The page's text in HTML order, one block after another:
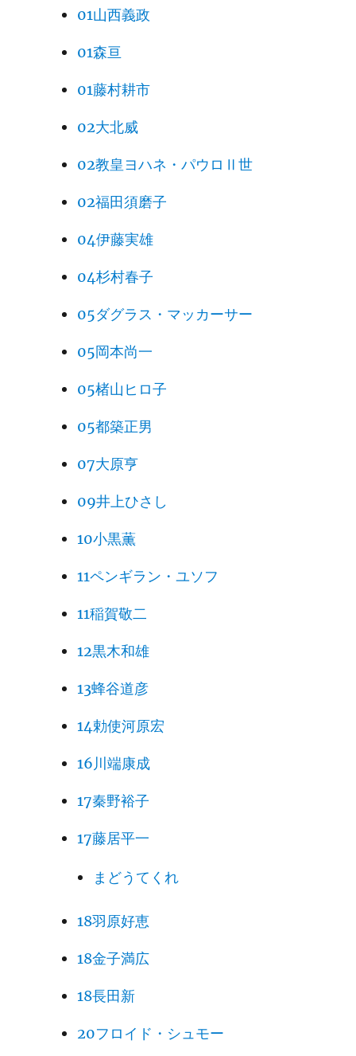
01山西義政
01森亘
01藤村耕市
02大北威
02教皇ヨハネ・パウロⅡ世
02福田須磨子
04伊藤実雄
04杉村春子
05ダグラス・マッカーサー
05岡本尚一
05楮山ヒロ子
05都築正男
07大原亨
09井上ひさし
10小黒薫
11ペンギラン・ユソフ
11稲賀敬二
12黒木和雄
13蜂谷道彦
14勅使河原宏
16川端康成
17秦野裕子
17藤居平一
まどうてくれ
18羽原好恵
18金子満広
18長田新
20フロイド・シュモー